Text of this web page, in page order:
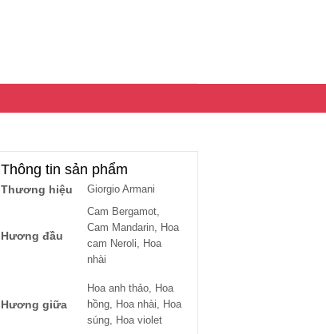
Thông tin sản phẩm
Thương hiệu Giorgio Armani
Hương đầu
Cam Bergamot,
Cam Mandarin, Hoa
cam Neroli, Hoa
nhài
Hương giữa
Hoa anh thảo, Hoa
hồng, Hoa nhài, Hoa
súng, Hoa violet